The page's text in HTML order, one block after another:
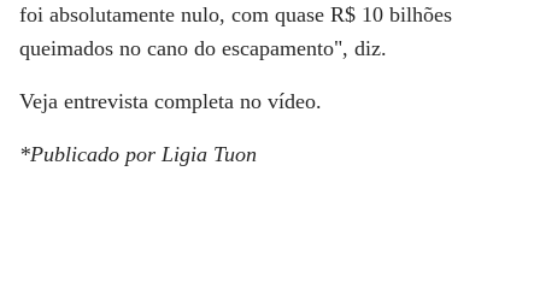
foi absolutamente nulo, com quase R$ 10 bilhões
queimados no cano do escapamento", diz.
Veja entrevista completa no vídeo.
*Publicado por Ligia Tuon